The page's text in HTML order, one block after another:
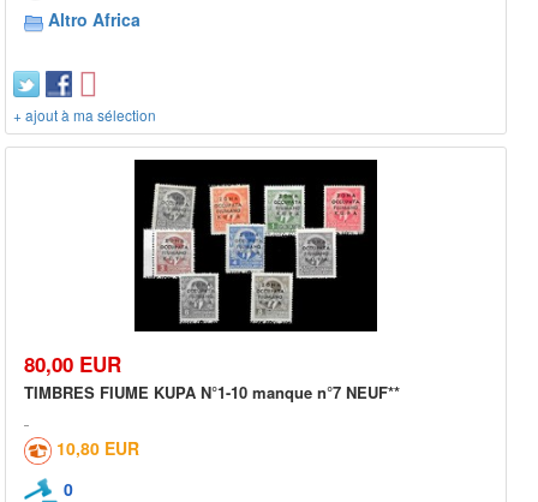
Altro Africa
+ ajout à ma sélection
80,00 EUR
TIMBRES FIUME KUPA N°1-10 manque n°7 NEUF**
10,80 EUR
0